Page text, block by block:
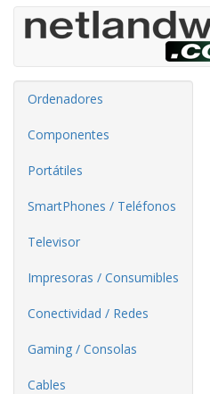
Ordenadores
Componentes
Portátiles
SmartPhones / Teléfonos
Televisor
Impresoras / Consumibles
Conectividad / Redes
Gaming / Consolas
Cables